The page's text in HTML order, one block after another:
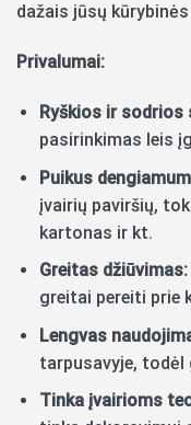
dažais jūsų
Privalumai:
Ryškios ir sodrios
pasirinkimas leis
Puikus
įvairių paviršių,
kartonas ir kt.
Greitas džiūvimas:
greitai pereiti prie
Lengvas
tarpusavyje,
Tinka įvairioms